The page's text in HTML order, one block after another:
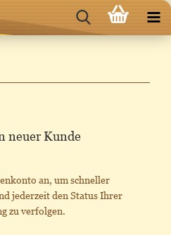
neuer Kunde
an, um schneller
jederzeit den Status Ihrer
zu verfolgen.